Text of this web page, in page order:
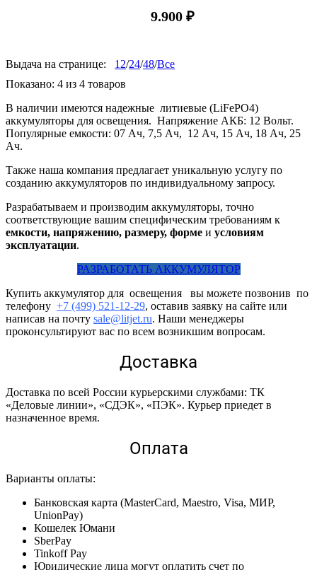
9.900 ₽
Выдача на странице: 12/24/48/Все
Показано: 4 из 4 товаров
В наличии имеются надежные литиевые (LiFePO4)
аккумуляторы для освещения. Напряжение АКБ: 12 Вольт.
Популярные емкости: 07 Ач, 7,5 Ач, 12 Ач, 15 Ач, 18 Ач, 25
Ач.
Также наша компания предлагает уникальную услугу по
созданию аккумуляторов по индивидуальному запросу.
Разрабатываем и производим аккумуляторы, точно
соответствующие вашим специфическим требованиям к
емкости, напряжению, размеру, форме и условиям
эксплуатации.
РАЗРАБОТАТЬ АККУМУЛЯТОР
Купить аккумулятор для освещения вы можете позвонив по
телефону +7 (499) 521-12-29, оставив заявку на сайте или
написав на почту sale@litjet.ru. Наши менеджеры
проконсультируют вас по всем возникшим вопросам.
Доставка
Доставка по всей России курьерскими службами: ТК
«Деловые линии», «СДЭК», «ПЭК». Курьер приедет в
назначенное время.
Оплата
Варианты оплаты:
Банковская карта (MasterCard, Maestro, Visa, МИР,
UnionPay)
Кошелек Юмани
SberPay
Tinkoff Pay
Юридические лица могут оплатить счет по